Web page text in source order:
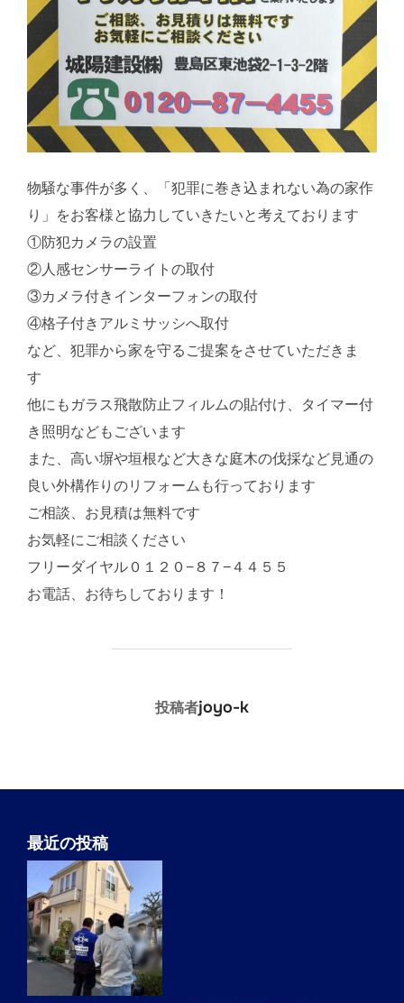
物騒な事件が多く、「犯罪に巻き込まれない為の家作
り」をお客様と協力していきたいと考えております
①防犯カメラの設置
②人感センサーライトの取付
③カメラ付きインターフォンの取付
④格子付きアルミサッシへ取付
など、犯罪から家を守るご提案をさせていただきま
す
他にもガラス飛散防止フィルムの貼付け、タイマー付
き照明などもございます
また、高い塀や垣根など大きな庭木の伐採など見通の
良い外構作りのリフォームも行っております
ご相談、お見積は無料です
お気軽にご相談ください
フリーダイヤル０１２０−８７−４４５５
お電話、お待ちしております！
投稿者
投稿者joyo-k
最近の投稿